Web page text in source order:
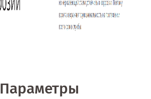
Параметры